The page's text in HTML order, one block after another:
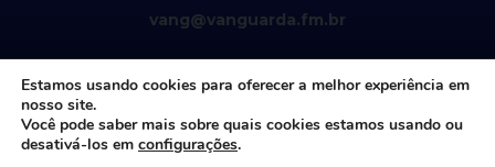
vang@vanguarda.fm.br
Estamos usando cookies para oferecer a melhor experiência em
nosso site.
Você pode saber mais sobre quais cookies estamos usando ou
desativá-los em configurações.